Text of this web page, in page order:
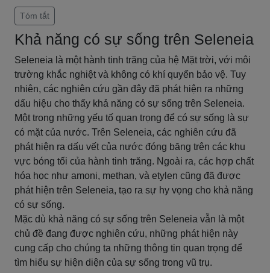
Tóm tắt
Khả năng có sự sống trên Seleneia
Seleneia là một hành tinh trăng của hệ Mặt trời, với môi
trường khắc nghiệt và không có khí quyển bảo vệ. Tuy
nhiên, các nghiên cứu gần đây đã phát hiện ra những
dấu hiệu cho thấy khả năng có sự sống trên Seleneia.
Một trong những yếu tố quan trọng để có sự sống là sự
có mặt của nước. Trên Seleneia, các nghiên cứu đã
phát hiện ra dấu vết của nước đóng băng trên các khu
vực bóng tối của hành tinh trăng. Ngoài ra, các hợp chất
hóa học như amoni, methan, và etylen cũng đã được
phát hiện trên Seleneia, tạo ra sự hy vọng cho khả năng
có sự sống.
Mặc dù khả năng có sự sống trên Seleneia vẫn là một
chủ đề đang được nghiên cứu, những phát hiện này
cung cấp cho chúng ta những thông tin quan trọng để
tìm hiểu sự hiện diện của sự sống trong vũ trụ.